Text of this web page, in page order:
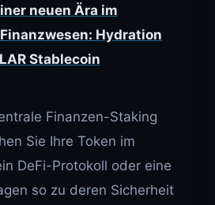
neuen Ära im
Hydration
Stablecoin
Finanzen-Staking
Sie Ihre Token im
DeFi-Protokoll oder eine
so zu deren Sicherheit